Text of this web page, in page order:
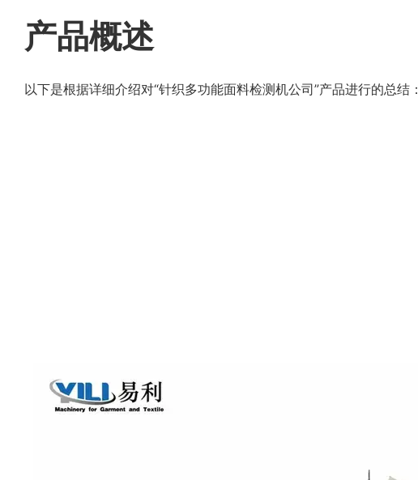
产品概述
以下是根据详细介绍对“针织多功能面料检测机公司”产品进行的总结：